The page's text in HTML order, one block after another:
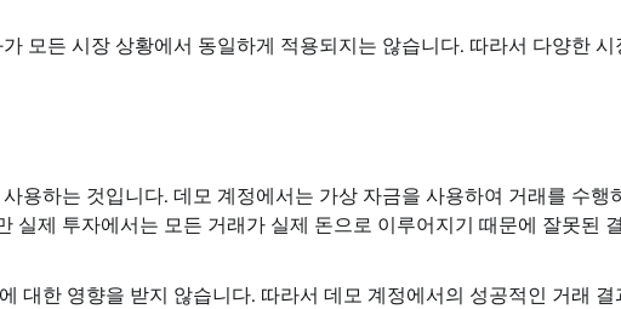
모든 시장 상황에서 동일하게 적용되지는 않습니다. 따라서 다양한 시
용하는 것입니다. 데모 계정에서는 가상 자금을 사용하여 거래를 수행
실제 투자에서는 모든 거래가 실제 돈으로 이루어지기 때문에 잘못된
대한 영향을 받지 않습니다. 따라서 데모 계정에서의 성공적인 거래 결